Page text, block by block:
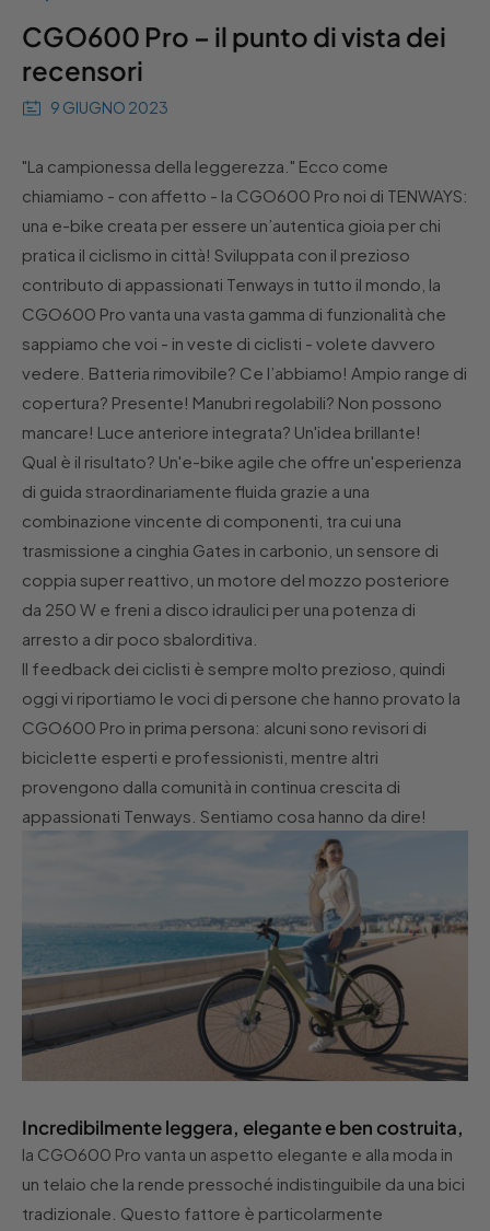
CGO600 Pro – il punto di vista dei
recensori
9 GIUGNO 2023
"La campionessa della leggerezza." Ecco come
chiamiamo - con affetto - la CGO600 Pro noi di TENWAYS:
una e-bike creata per essere un’autentica gioia per chi
pratica il ciclismo in città! Sviluppata con il prezioso
contributo di appassionati Tenways in tutto il mondo, la
CGO600 Pro vanta una vasta gamma di funzionalità che
sappiamo che voi - in veste di ciclisti - volete davvero
vedere. Batteria rimovibile? Ce l’abbiamo! Ampio range di
copertura? Presente! Manubri regolabili? Non possono
mancare! Luce anteriore integrata? Un'idea brillante!
Qual è il risultato? Un'e-bike agile che offre un'esperienza
di guida straordinariamente fluida grazie a una
combinazione vincente di componenti, tra cui una
trasmissione a cinghia Gates in carbonio, un sensore di
coppia super reattivo, un motore del mozzo posteriore
da 250 W e freni a disco idraulici per una potenza di
arresto a dir poco sbalorditiva.
Il feedback dei ciclisti è sempre molto prezioso, quindi
oggi vi riportiamo le voci di persone che hanno provato la
CGO600 Pro in prima persona: alcuni sono revisori di
biciclette esperti e professionisti, mentre altri
provengono dalla comunità in continua crescita di
appassionati Tenways. Sentiamo cosa hanno da dire!
Incredibilmente leggera, elegante e ben costruita,
la CGO600 Pro vanta un aspetto elegante e alla moda in
un telaio che la rende pressoché indistinguibile da una bici
tradizionale. Questo fattore è particolarmente